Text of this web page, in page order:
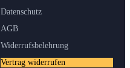
Datenschutz
AGB
Widerrufsbelehrung
Vertrag widerrufen